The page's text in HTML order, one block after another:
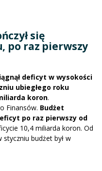
się
po raz pierwszy
deficyt w wysokości
ubiegłego roku
koron.
Finansów. Budżet
po raz pierwszy od
10,4 miliarda koron. Od
budżet był w